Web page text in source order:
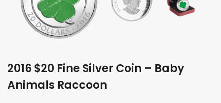
2016 $20 Fine Silver Coin – Baby
Animals Raccoon